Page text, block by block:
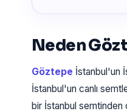
Neden
Göztepe İstanbul'un
İstanbul'un canlı
bir İstanbul semtinden